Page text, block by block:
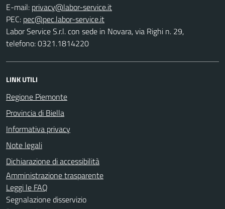
E-mail:
PEC:
Labor Service S.r.l. con sede in Novara, via Righi n. 29,
telefono: 0321.1814220
LINK UTILI
Regione Piemonte
Provincia di Biella
Informativa privacy
Note legali
Dichiarazione di accessibilità
Amministrazione trasparente
Leggi le FAQ
Segnalazione disservizio